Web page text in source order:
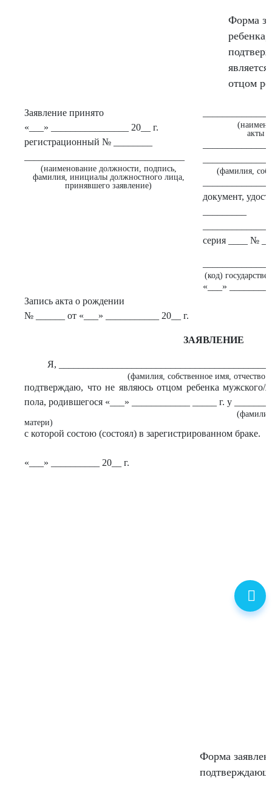
Форма
ребенка,
является
отцом
Заявление принято
«___» ________________ 20__ г.
регистрационный № ________
(наименование должности, подпись,
фамилия, инициалы должностного лица,
принявшего заявление)
акты
(фамилия,
документ,
серия ____ №
(код)
«___»
Запись акта о рождении
№ ______ от «___» ___________ 20__ г.
ЗАЯВЛЕНИЕ
Я,
(фамилия, собственное имя, отчество
подтверждаю, что не являюсь отцом ребенка мужского/
пола, родившегося «___» ____________ _____ г. у
матери)
с которой состою (состоял) в зарегистрированном браке.
«___» __________ 20__ г.
Форма